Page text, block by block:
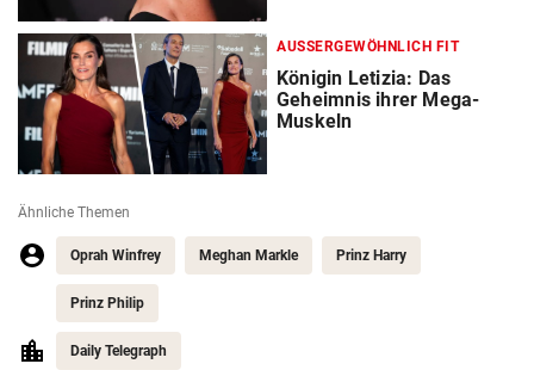
AUSSERGEWÖHNLICH FIT
Königin Letizia: Das
Geheimnis ihrer Mega-
Muskeln
Ähnliche Themen
Oprah Winfrey Meghan Markle Prinz Harry
Prinz Philip
Daily Telegraph